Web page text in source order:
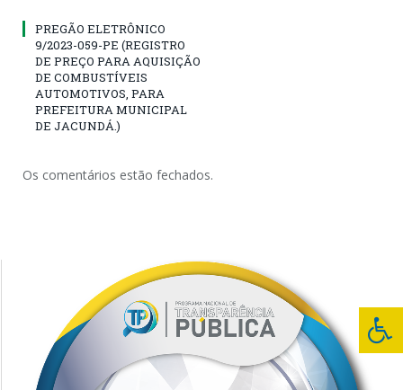
PREGÃO ELETRÔNICO
9/2023-059-PE (REGISTRO
DE PREÇO PARA AQUISIÇÃO
DE COMBUSTÍVEIS
AUTOMOTIVOS, PARA
PREFEITURA MUNICIPAL
DE JACUNDÁ.)
Os comentários estão fechados.